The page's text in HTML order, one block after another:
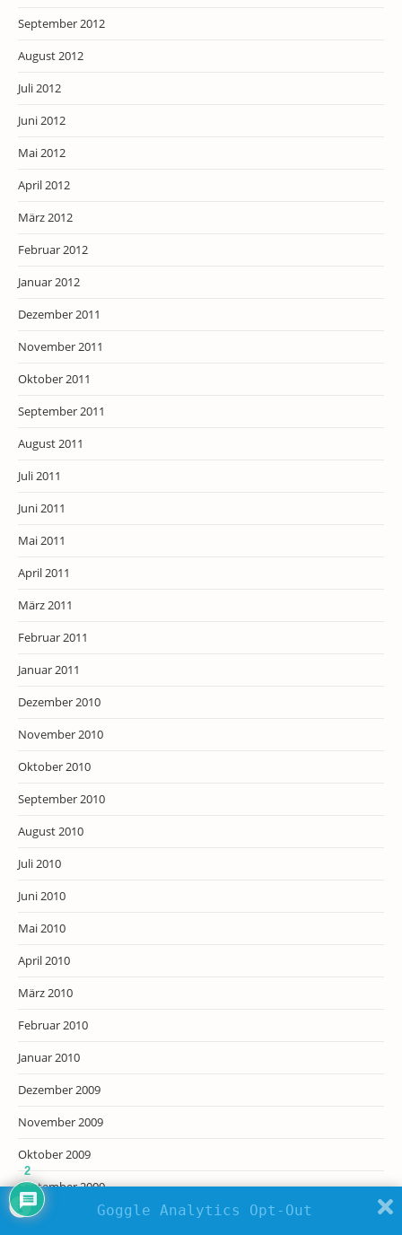
September 2012
August 2012
Juli 2012
Juni 2012
Mai 2012
April 2012
März 2012
Februar 2012
Januar 2012
Dezember 2011
November 2011
Oktober 2011
September 2011
August 2011
Juli 2011
Juni 2011
Mai 2011
April 2011
März 2011
Februar 2011
Januar 2011
Dezember 2010
November 2010
Oktober 2010
September 2010
August 2010
Juli 2010
Juni 2010
Mai 2010
April 2010
März 2010
Februar 2010
Januar 2010
Dezember 2009
November 2009
Oktober 2009
September 2009
August 2009
Goggle Analytics Opt-Out
2